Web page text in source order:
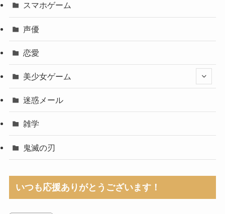
スマホゲーム
声優
恋愛
美少女ゲーム
迷惑メール
雑学
鬼滅の刃
いつも応援ありがとうございます！